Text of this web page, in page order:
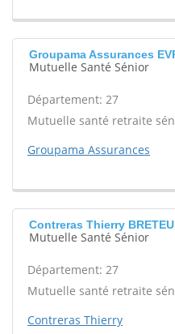
Groupama Assurances
Mutuelle Santé Sénior
Département: 27
Mutuelle santé retraite
Groupama Assurances
Contreras Thierry
Mutuelle Santé Sénior
Département: 27
Mutuelle santé retraite
Contreras Thierry